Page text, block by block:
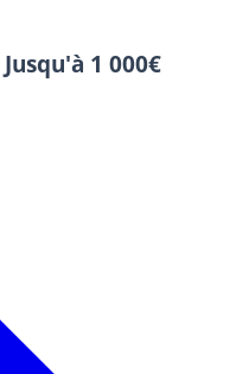
Jusqu'à 1 000€